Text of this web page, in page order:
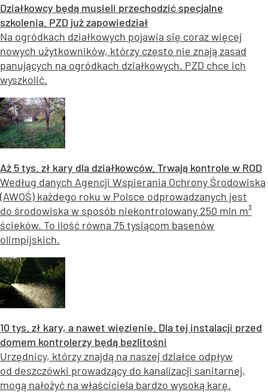
Działkowcy będą musieli przechodzić specjalne
szkolenia. PZD już zapowiedział
Na ogródkach działkowych pojawia się coraz więcej
nowych użytkowników, którzy często nie znają zasad
panujących na ogródkach działkowych. PZD chce ich
wyszkolić.
Aż 5 tys. zł kary dla działkowców. Trwają kontrole w ROD
Według danych Agencji Wspierania Ochrony Środowiska
(AWOŚ) każdego roku w Polsce odprowadzanych jest
do środowiska w sposób niekontrolowany 250 mln m³
ścieków. To ilość równa 75 tysiącom basenów
olimpijskich.
10 tys. zł kary, a nawet więzienie. Dla tej instalacji przed
domem kontrolerzy będą bezlitośni
Urzędnicy, którzy znajdą na naszej działce odpływ
od deszczówki prowadzący do kanalizacji sanitarnej,
mogą nałożyć na właściciela bardzo wysoką karę.